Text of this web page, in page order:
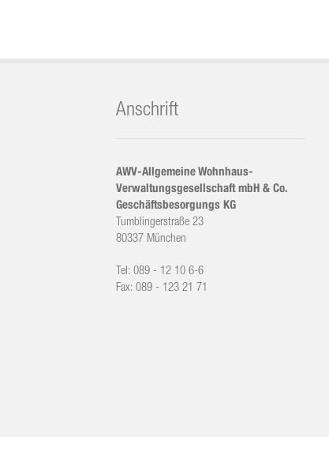
Anschrift
AWV-Allgemeine Wohnhaus-
Verwaltungsgesellschaft mbH & Co.
Geschäftsbesorgungs KG
Tumblingerstraße 23
80337 München
Tel: 089 - 12 10 6-6
Fax: 089 - 123 21 71